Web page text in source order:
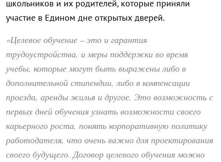
школьников и их родителей, которые приняли
участие в Едином дне открытых дверей.
«Целевое обучение – это и гарантия
трудоустройства, и меры поддержки во время
учебы, которые могут быть выражены либо в
дополнительной стипендии, либо в компенсации
проезда, аренды жилья и другое. Это возможность с
первых дней обучения узнать возможности своего
карьерного роста, понять корпоративную политику
работодателя, что очень важно для проектирования
своего будущего. Договор целевого обучения можно